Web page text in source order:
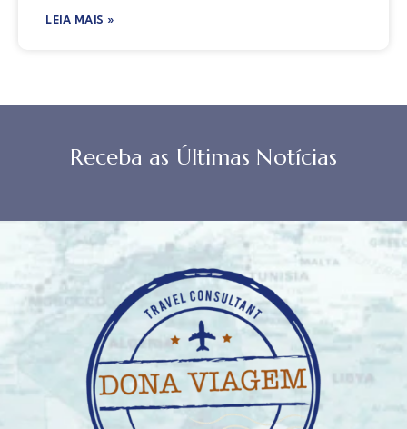
LEIA MAIS »
Receba as Últimas Notícias